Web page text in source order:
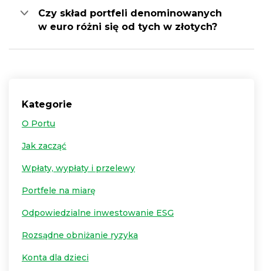
Czy skład portfeli denominowanych
w euro różni się od tych w złotych?
Kategorie
O Portu
Jak zacząć
Wpłaty, wypłaty i przelewy
Portfele na miarę
Odpowiedzialne inwestowanie ESG
Rozsądne obniżanie ryzyka
Konta dla dzieci